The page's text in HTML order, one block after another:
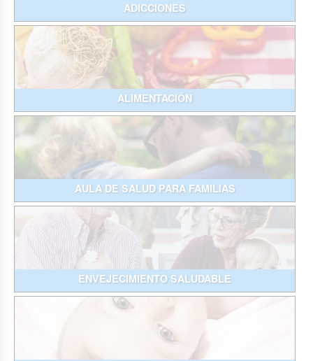
ADICCIONES
ALIMENTACIÓN
AULA DE SALUD PARA FAMILIAS
ENVEJECIMIENTO SALUDABLE